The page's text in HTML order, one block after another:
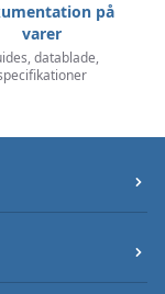
på
varer
datablade,